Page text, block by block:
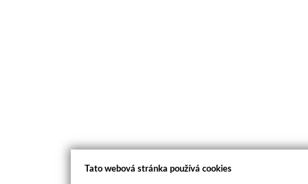
Tato webová stránka používá cookies